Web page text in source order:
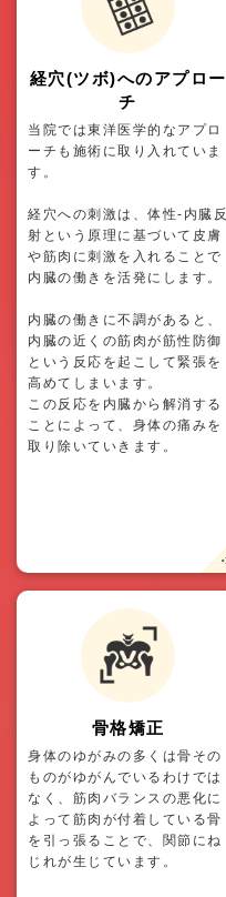
経穴(ツボ)へのアプロー
チ
当院では東洋医学的なアプロ
ーチも施術に取り入れていま
す。
経穴への刺激は、体性-内臓反
射という原理に基づいて皮膚
や筋肉に刺激を入れることで
内臓の働きを活発にします。
内臓の働きに不調があると、
内臓の近くの筋肉が筋性防御
という反応を起こして緊張を
高めてしまいます。
この反応を内臓から解消する
ことによって、身体の痛みを
取り除いていきます。
骨格矯正
身体のゆがみの多くは骨その
ものがゆがんでいるわけでは
なく、筋肉バランスの悪化に
よって筋肉が付着している骨
を引っ張ることで、関節にね
じれが生じています。